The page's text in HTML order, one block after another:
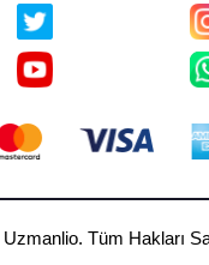
Tüm Hakları